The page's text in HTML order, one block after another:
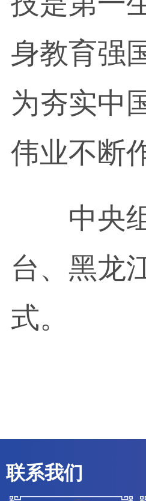
报国
建设
事迹
莪同
代楷
持以
强“四